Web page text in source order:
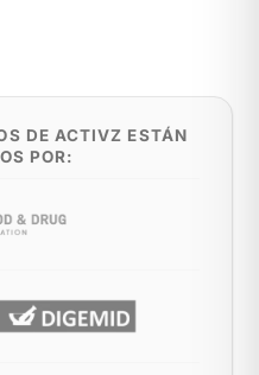
DE ACTIVZ ESTÁN
POR: